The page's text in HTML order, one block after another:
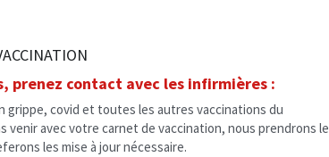
prenez contact avec les infirmières :
grippe, covid et toutes les autres vaccinations du
venir avec votre carnet de vaccination, nous prendrons le
les mise à jour nécessaire.